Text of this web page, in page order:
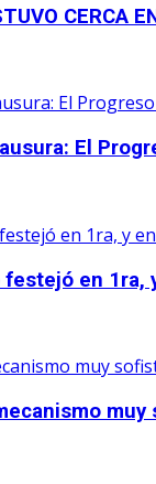
CERCA
El
en 1ra,
muy